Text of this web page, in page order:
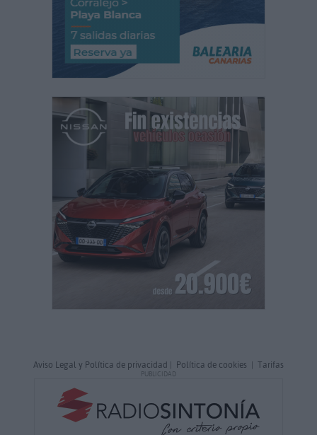
Aviso Legal y Política de privacidad | Política de cookies | Tarifas
PUBLICIDAD